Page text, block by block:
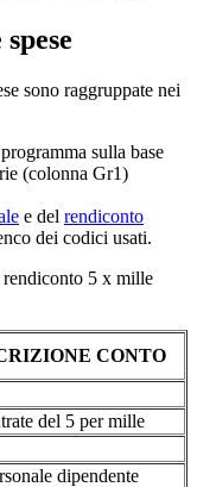
sono raggruppate nei
sulla base
(colonna Gr1)
e del rendiconto
dei codici usati.
5 x mille
CONTO
del 5 per mille
dipendente